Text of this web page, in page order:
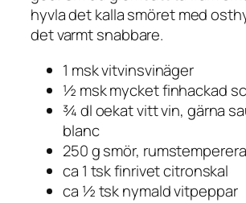
hyvla det kalla smöret med
det varmt snabbare.
1 msk vitvinsvinäger
½ msk mycket finhackad
¾ dl oekat vitt vin, gärna
blanc
250 g smör,
ca 1 tsk finrivet citronskal
ca ½ tsk nymald vitpeppar